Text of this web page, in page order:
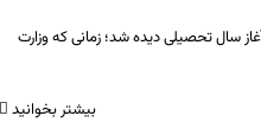
سال تحصیلی دیده شد؛ زمانی که وزارت
بیشتر بخوانید